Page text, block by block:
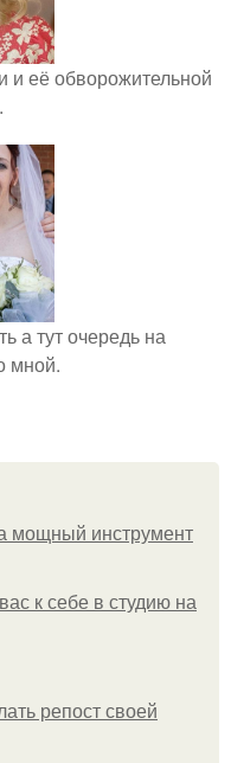
её обворожительной
а тут очередь на
мной.
мощный инструмент
к себе в студию на
репост своей